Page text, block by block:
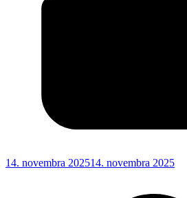
14. novembra 202514. novembra 2025